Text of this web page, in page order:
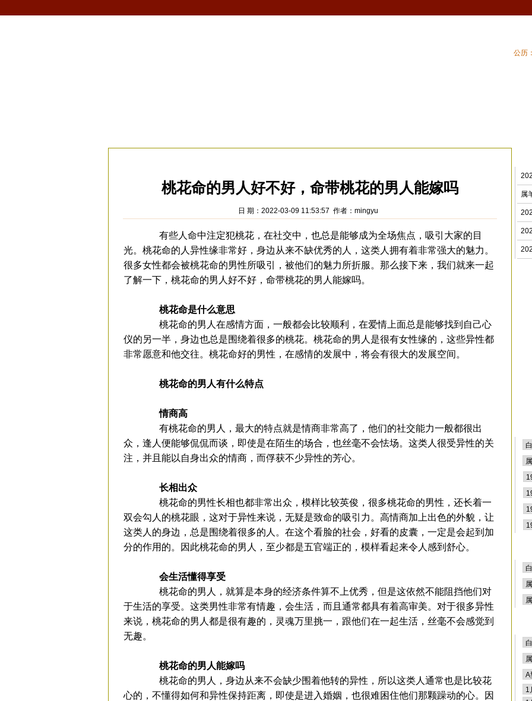
公历
桃花命的男人好不好，命带桃花的男人能嫁吗
日 期：2022-03-09 11:53:57 作者：mingyu
有些人命中注定犯桃花，在社交中，也总是能够成为全场焦点，吸引大家的目
光。桃花命的人异性缘非常好，身边从来不缺优秀的人，这类人拥有着非常强大的魅力。
很多女性都会被桃花命的男性所吸引，被他们的魅力所折服。那么接下来，我们就来一起
了解一下，桃花命的男人好不好，命带桃花的男人能嫁吗。
桃花命是什么意思
桃花命的男人在感情方面，一般都会比较顺利，在爱情上面总是能够找到自己心
仪的另一半，身边也总是围绕着很多的桃花。桃花命的男人是很有女性缘的，这些异性都
非常愿意和他交往。桃花命好的男性，在感情的发展中，将会有很大的发展空间。
桃花命的男人有什么特点
情商高
有桃花命的男人，最大的特点就是情商非常高了，他们的社交能力一般都很出
众，逢人便能够侃侃而谈，即使是在陌生的场合，也丝毫不会怯场。这类人很受异性的关
注，并且能以自身出众的情商，而俘获不少异性的芳心。
长相出众
桃花命的男性长相也都非常出众，模样比较英俊，很多桃花命的男性，还长着一
双会勾人的桃花眼，这对于异性来说，无疑是致命的吸引力。高情商加上出色的外貌，让
这类人的身边，总是围绕着很多的人。在这个看脸的社会，好看的皮囊，一定是会起到加
分的作用的。因此桃花命的男人，至少都是五官端正的，模样看起来令人感到舒心。
会生活懂得享受
桃花命的男人，就算是本身的经济条件算不上优秀，但是这依然不能阻挡他们对
于生活的享受。这类男性非常有情趣，会生活，而且通常都具有着高审美。对于很多异性
来说，桃花命的男人都是很有趣的，灵魂万里挑一，跟他们在一起生活，丝毫不会感觉到
无趣。
桃花命的男人能嫁吗
桃花命的男人，身边从来不会缺少围着他转的异性，所以这类人通常也是比较花
心的，不懂得如何和异性保持距离，即使是进入婚姻，也很难困住他们那颗躁动的心。因
属